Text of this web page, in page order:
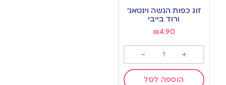
to
wishlist
זוג כפות הגשה וינטאג׳
ורוד בייבי
₪4.90
+
-
הוספה לסל